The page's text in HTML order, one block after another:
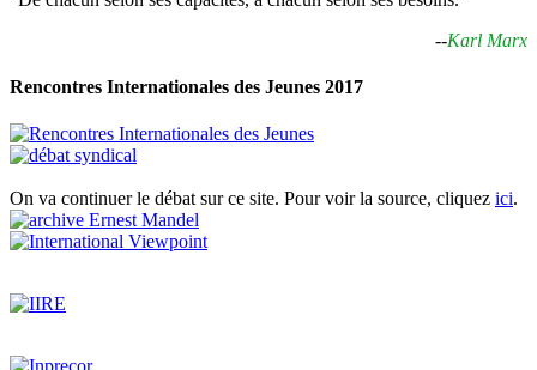
--Karl Marx
Rencontres Internationales des Jeunes 2017
On va continuer le débat sur ce site. Pour voir la source, cliquez ici.